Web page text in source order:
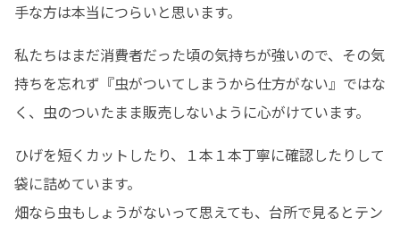
手な方は本当につらいと思います。
私たちはまだ消費者だった頃の気持ちが強いので、その気
持ちを忘れず『虫がついてしまうから仕方がない』ではな
く、虫のついたまま販売しないように心がけています。
ひげを短くカットしたり、１本１本丁寧に確認したりして
袋に詰めています。
畑なら虫もしょうがないって思えても、台所で見るとテン